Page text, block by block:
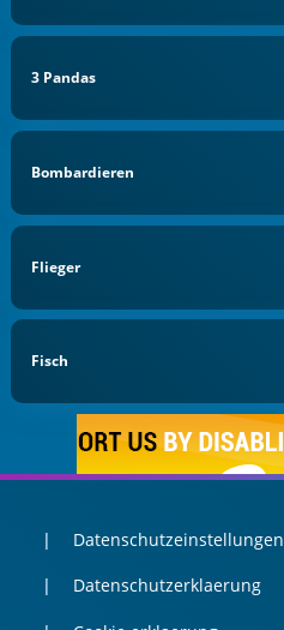
3 Pandas
Bombardieren
Flieger
Fisch
Datenschutzeinstellungen
Datenschutzerklaerung